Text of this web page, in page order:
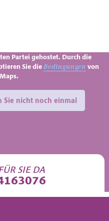
SIE DA
Partei gehostet. Durch die
Sie dieBedingungen von
Sie nicht noch einmal